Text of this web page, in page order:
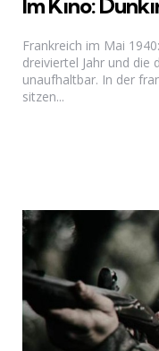
Im Kino:
Frankreich im Mai
dreiviertel Jahr und die
unaufhaltbar. In der
sitzen...